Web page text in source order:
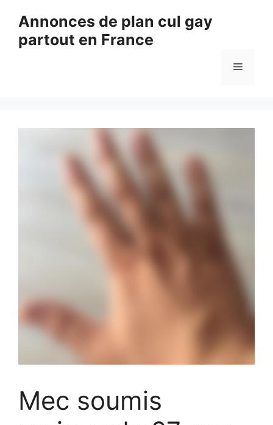
contenu
Annonces de plan cul gay
partout en France
Menu
Mec soumis